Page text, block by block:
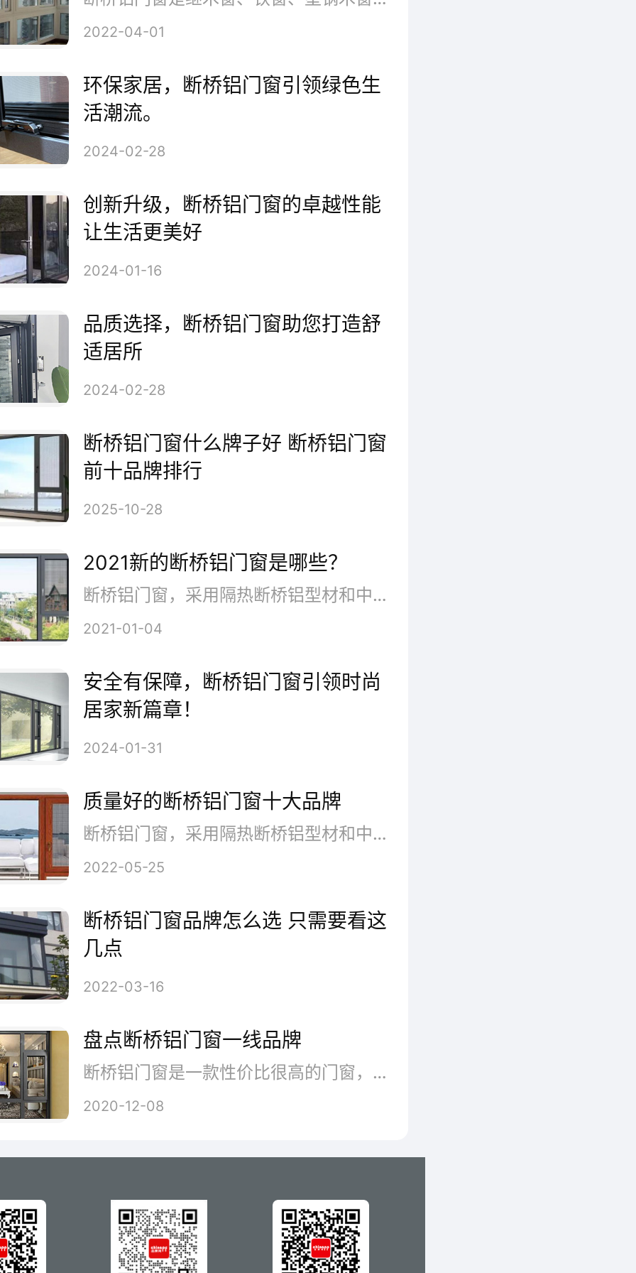
时也为家居增添了一份尊贵与独特。
铝门窗在制造工艺上注重每一个细
的表面处理工艺使得门窗触感细腻，
愿意触摸，更使得整个家居空间看起
致。细节体现品位，断桥铝门窗通过
打磨，展现了品质生活的态度。
铝门窗在设计上独具匠心，打破传统
十足的外观设计，使得门窗不再仅仅
过渡，更成为家居空间中的一道亮丽
断桥铝门窗，不仅可以欣赏到精致的
能够拥有更宽广的视野。大面积的玻
让自然光线充分进入室内，打造明亮
住空间，让家人在温暖的阳光中享受
2022-04-01
环保家居，断桥铝门窗引领绿色生
活潮流。
2024-02-28
创新升级，断桥铝门窗的卓越性能
让生活更美好
2024-01-16
品质选择，断桥铝门窗助您打造舒
适居所
2024-02-28
断桥铝门窗什么牌子好 断桥铝门窗
前十品牌排行
2025-10-28
2021新的断桥铝门窗是哪些？
断桥铝门窗，采用隔热断桥铝型材和中空玻璃，具有节能、隔音、防噪、防尘、防水等功能。断桥铝门窗的热传导系数K值为3W/㎡·K以下，比普通门窗热量散失减少一半，降低取暖费用30%左右
2021-01-04
安全有保障，断桥铝门窗引领时尚
居家新篇章！
2024-01-31
质量好的断桥铝门窗十大品牌
断桥铝门窗，采用隔热断桥铝型材和中空玻璃，具有节能、隔音、防噪、防尘、防水等功能。断桥铝门窗的热传导系数K值为3W/㎡·K以下，比普通门窗热量散失减少一半，降低取暖费用30%左右，隔声量达29分贝以上，水密性、气密性良好，均达国家A1类窗标准，质量好的断桥铝门窗十大品牌依托大数据技术,综合品牌实力、产品销量、用户口碑、网友投票等近百项指标评选出了质量好的断桥铝门窗十大品牌，供大家参考选择。
2022-05-25
断桥铝门窗品牌怎么选 只需要看这
几点
2022-03-16
盘点断桥铝门窗一线品牌
​断桥铝门窗是一款性价比很高的门窗，因为价格低廉，功能强大，非常划算。断桥铝因为性价比高，具有良好的发展潜能，也因为环保，更具备强大的社会效益。那么，目前市面上哪些断桥铝门窗品牌比较火?一起来看看断桥铝门窗一线品牌大盘点。
2020-12-08